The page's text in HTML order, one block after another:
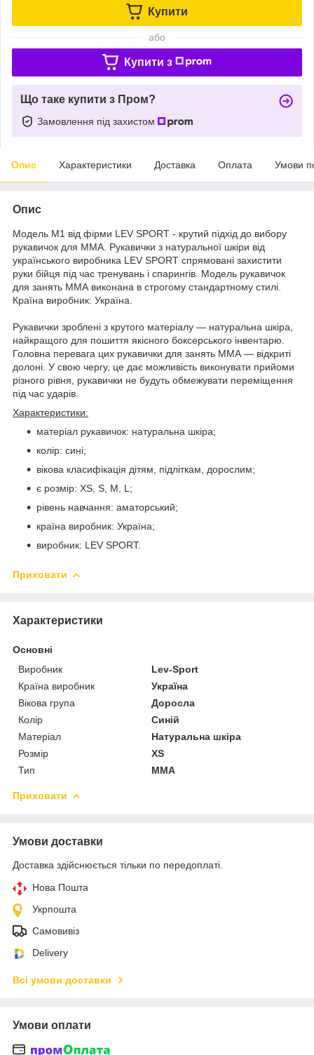
Купити
або
Купити з
Що таке купити з Пром?
Замовлення під захистом
Опис Характеристики Доставка Оплата Умови
Опис
Модель M1 від фірми LEV SPORT - крутий підхід до вибору
рукавичок для MMA. Рукавички з натуральної шкіри від
українського виробника LEV SPORT спрямовані захистити
руки бійця під час тренувань і спарингів. Модель рукавичок
для занять ММА виконана в строгому стандартному стилі.
Країна виробник: Україна.
Рукавички зроблені з крутого матеріалу — натуральна шкіра,
найкращого для пошиття якісного боксерського інвентарю.
Головна перевага цих рукавички для занять ММА — відкриті
долоні. У свою чергу, це дає можливість виконувати прийоми
різного рівня, рукавички не будуть обмежувати переміщення
під час ударів.
Характеристики:
матеріал рукавичок: натуральна шкіра;
колір: сині;
вікова класифікація дітям, підліткам, дорослим;
є розмір: XS, S, M, L;
рівень навчання: аматорський;
країна виробник: Україна;
виробник: LEV SPORT.
Приховати
Характеристики
Основні
Виробник
Lev-Sport
Країна виробник
Україна
Вікова група
Доросла
Колір
Синій
Матеріал
Натуральна шкіра
Розмір
XS
Тип
MMA
Приховати
Умови доставки
Доставка здійснюється тільки по передоплаті.
Нова Пошта
Укрпошта
Самовивіз
Delivery
Всі умови доставки
Умови оплати